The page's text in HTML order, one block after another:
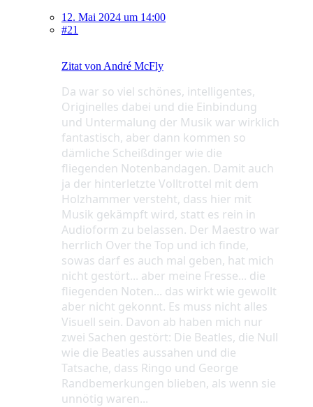
12. Mai 2024 um 14:00
#21
Zitat von André McFly
Da war so viel schönes, intelligentes,
Originelles dabei und die Einbindung
und Untermalung der Musik war wirklich
fantastisch, aber dann kommen so
dämliche Scheißdinger wie die
fliegenden Notenbandagen. Damit auch
ja der hinterletzte Volltrottel mit dem
Holzhammer versteht, dass hier mit
Musik gekämpft wird, statt es rein in
Audioform zu belassen. Der Maestro war
herrlich Over the Top und ich finde,
sowas darf es auch mal geben, hat mich
nicht gestört... aber meine Fresse... die
fliegenden Noten... das wirkt wie gewollt
aber nicht gekonnt. Es muss nicht alles
Visuell sein. Davon ab haben mich nur
zwei Sachen gestört: Die Beatles, die Null
wie die Beatles aussahen und die
Tatsache, dass Ringo und George
Randbemerkungen blieben, als wenn sie
unnötig waren...